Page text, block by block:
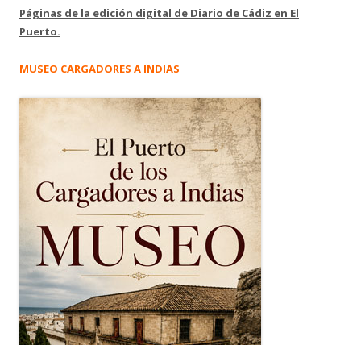
Páginas de la edición digital de Diario de Cádiz en El
Puerto.
MUSEO CARGADORES A INDIAS